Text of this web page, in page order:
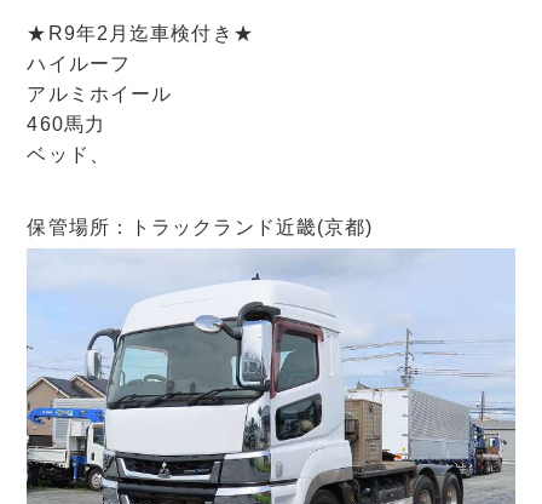
★R9年2月迄車検付き★
ハイルーフ
アルミホイール
460馬力
ベッド、
保管場所：トラックランド近畿(京都)